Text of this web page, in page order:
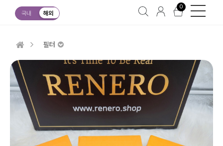
국내 해외
0
필터